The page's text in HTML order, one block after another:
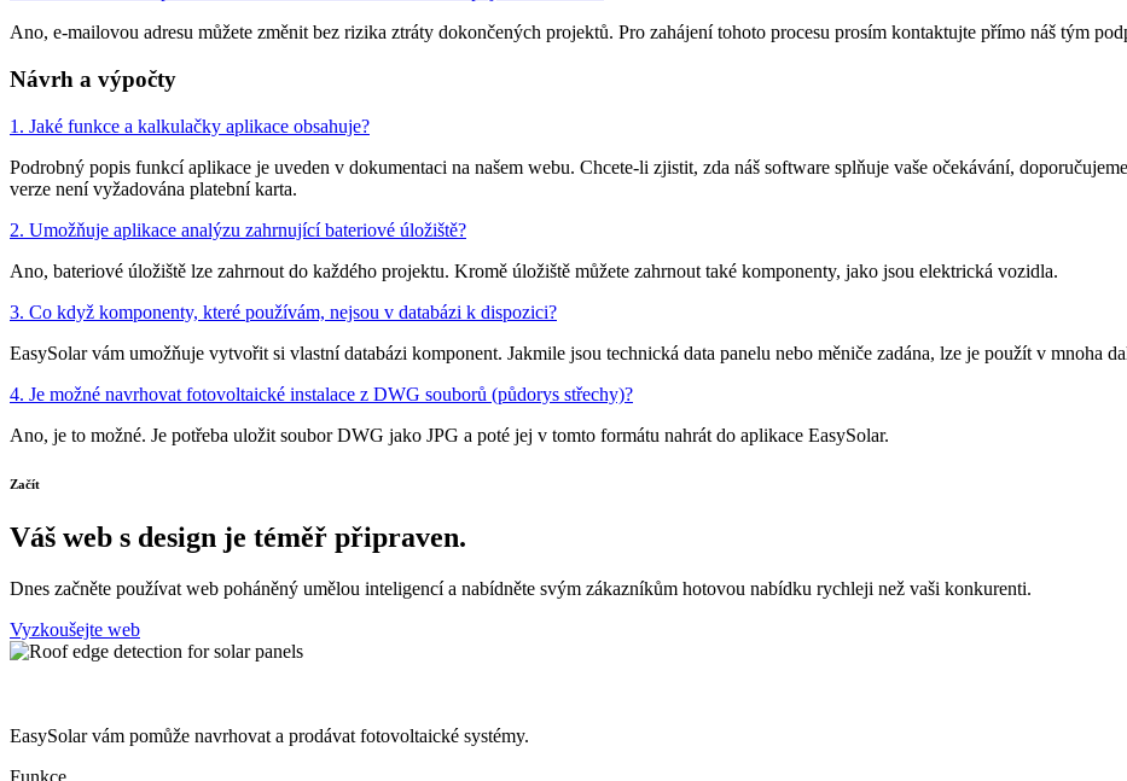
Ano, e-mailovou adresu můžete změnit bez rizika ztráty dokončených projektů. Pro zahájení tohoto procesu prosím kontaktujte přímo náš tým
Návrh a výpočty
1. Jaké funkce a kalkulačky aplikace obsahuje?
Podrobný popis funkcí aplikace je uveden v dokumentaci na našem webu. Chcete-li zjistit, zda náš software splňuje vaše očekávání,
verze není vyžadována platební karta.
2. Umožňuje aplikace analýzu zahrnující bateriové úložiště?
Ano, bateriové úložiště lze zahrnout do každého projektu. Kromě úložiště můžete zahrnout také komponenty, jako jsou elektrická vozidla.
3. Co když komponenty, které používám, nejsou v databázi k dispozici?
EasySolar vám umožňuje vytvořit si vlastní databázi komponent. Jakmile jsou technická data panelu nebo měniče zadána, lze je použít v mnoha
4. Je možné navrhovat fotovoltaické instalace z DWG souborů (půdorys střechy)?
Ano, je to možné. Je potřeba uložit soubor DWG jako JPG a poté jej v tomto formátu nahrát do aplikace EasySolar.
Začít
Váš web s design je téměř připraven.
Dnes začněte používat web poháněný umělou inteligencí a nabídněte svým zákazníkům hotovou nabídku rychleji než vaši konkurenti.
Vyzkoušejte web
EasySolar vám pomůže navrhovat a prodávat fotovoltaické systémy.
Funkce